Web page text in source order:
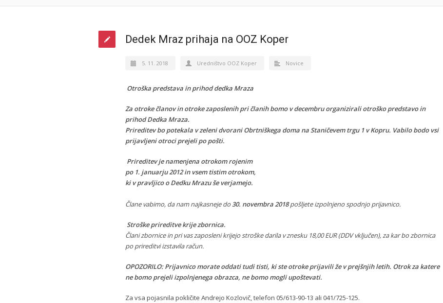
Dedek Mraz prihaja na OOZ Koper
5. 11. 2018 Uredništvo OOZ Koper Novice
Otroška predstava in prihod dedka Mraza
Za otroke članov in otroke zaposlenih pri članih bomo v decembru organizirali otroško predstavo in
prihod Dedka Mraza.
Prireditev bo potekala v zeleni dvorani Obrtniškega doma na Staničevem trgu 1 v Kopru. Vabilo bodo vsi
prijavljeni otroci prejeli po pošti.
Prireditev je namenjena otrokom rojenim
po 1. januarju 2012 in vsem tistim otrokom,
ki v pravljico o Dedku Mrazu še verjamejo.
Člane vabimo, da nam najkasnejedo30. novembra 2018pošljete izpolnjeno spodnjo prijavnico.
Stroške prireditve krije zbornica.
Člani zbornice in pri vas zaposleni krijejo stroške darila v znesku 18,00 EUR (DDV vključen),za kar bo zbornica
po prireditvi izstavila račun.
OPOZORILO: Prijavnico morate oddati tudi tisti, ki ste otroke prijavili že v prejšnjih letih. Otrok za katere
ne bomo prejeli izpolnjenega obrazca, ne bomo mogli upoštevati.
Za vsa pojasnila pokličite Andrejo Kozlovič, telefon 05/613-90-13 ali 041/725-125.